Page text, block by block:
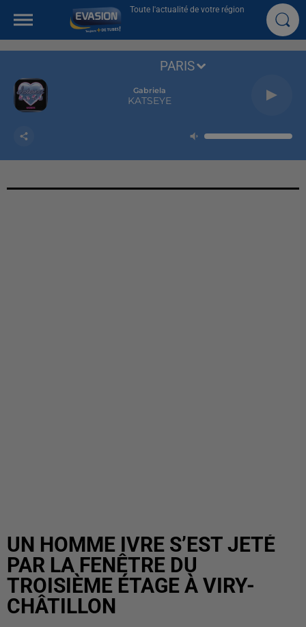
Toute l'actualité de votre région
Gabriela
KATSEYE
PARIS
UN HOMME IVRE S’EST JETÉ
PAR LA FENÊTRE DU
TROISIÈME ÉTAGE À VIRY-
CHÂTILLON